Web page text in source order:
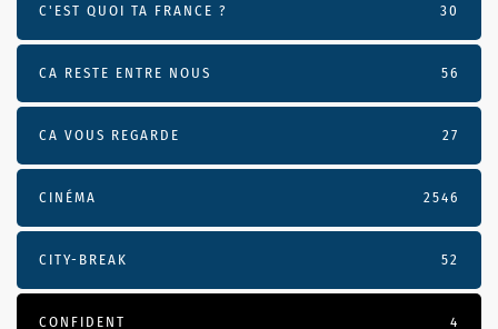
C'EST QUOI TA FRANCE ? 30
CA RESTE ENTRE NOUS 56
CA VOUS REGARDE 27
CINÉMA 2546
CITY-BREAK 52
CONFIDENT 4